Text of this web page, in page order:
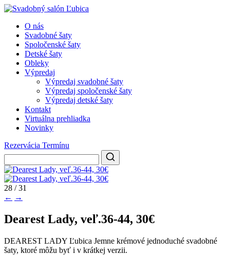
O nás
Svadobné šaty
Spoločenské šaty
Detské šaty
Obleky
Výpredaj
Výpredaj svadobné šaty
Výpredaj spoločenské šaty
Výpredaj detské šaty
Kontakt
Virtuálna prehliadka
Novinky
Rezervácia Termínu
28 / 31
← →
Dearest Lady, veľ.36-44, 30€
DEAREST LADY Ľubica Jemne krémové jednoduché svadobné
šaty, ktoré môžu byť i v krátkej verzii.